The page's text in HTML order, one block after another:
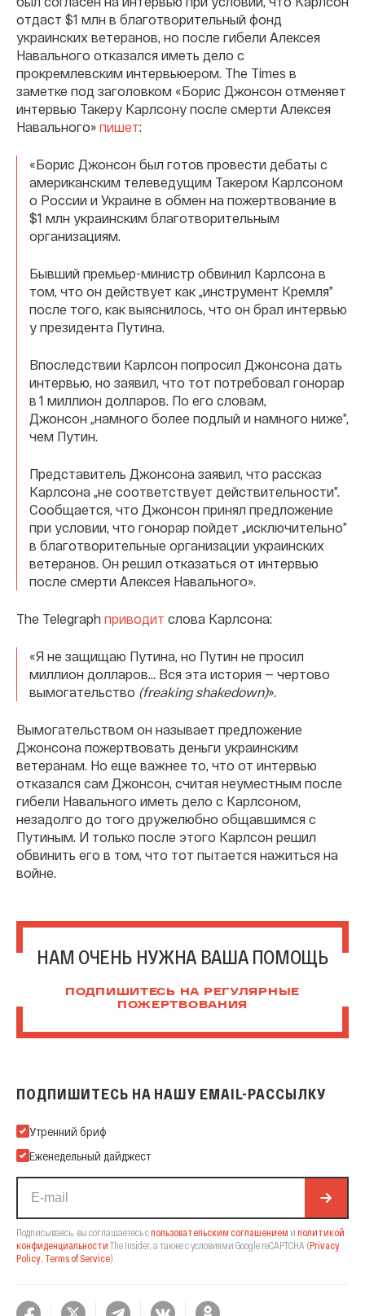
отдаст $1 млн в благотворительный фонд
украинских ветеранов, но после гибели Алексея
Навального отказался иметь дело с
прокремлевским интервьюером. The Times в
заметке под заголовком «Борис Джонсон отменяет
интервью Такеру Карлсону после смерти Алексея
Навального» пишет:
«Борис Джонсон был готов провести дебаты с
американским телеведущим Такером Карлсоном
о России и Украине в обмен на пожертвование в
$1 млн украинским благотворительным
организациям.
Бывший премьер-министр обвинил Карлсона в
том, что он действует как „инструмент Кремля”
после того, как выяснилось, что он брал интервью
у президента Путина.
Впоследствии Карлсон попросил Джонсона дать
интервью, но заявил, что тот потребовал гонорар
в 1 миллион долларов. По его словам,
Джонсон „намного более подлый и намного ниже”,
чем Путин.
Представитель Джонсона заявил, что рассказ
Карлсона „не соответствует действительности”.
Сообщается, что Джонсон принял предложение
при условии, что гонорар пойдет „исключительно”
в благотворительные организации украинских
ветеранов. Он решил отказаться от интервью
после смерти Алексея Навального».
The Telegraph приводит слова Карлсона:
«Я не защищаю Путина, но Путин не просил
миллион долларов… Вся эта история — чертово
вымогательство (freaking shakedown)».
Вымогательством он называет предложение
Джонсона пожертвовать деньги украинским
ветеранам. Но еще важнее то, что от интервью
отказался сам Джонсон, считая неуместным после
гибели Навального иметь дело с Карлсоном,
незадолго до того дружелюбно общавшимся с
Путиным. И только после этого Карлсон решил
обвинить его в том, что тот пытается нажиться на
войне.
НАМ ОЧЕНЬ НУЖНА ВАША ПОМОЩЬ
ПОДПИШИТЕСЬ НА РЕГУЛЯРНЫЕ
ПОЖЕРТВОВАНИЯ
ПОДПИШИТЕСЬ НА НАШУ EMAIL-РАССЫЛКУ
Подпишитесь на нашу Email-рассылку
Утренний бриф
Еженедельный дайджест
Подписываясь, вы соглашаетесь спользовательским соглашением и политикой
конфиденциальности The Insider, а также с условиями Google reCAPTCHA (Privacy
Policy, Terms of Service).